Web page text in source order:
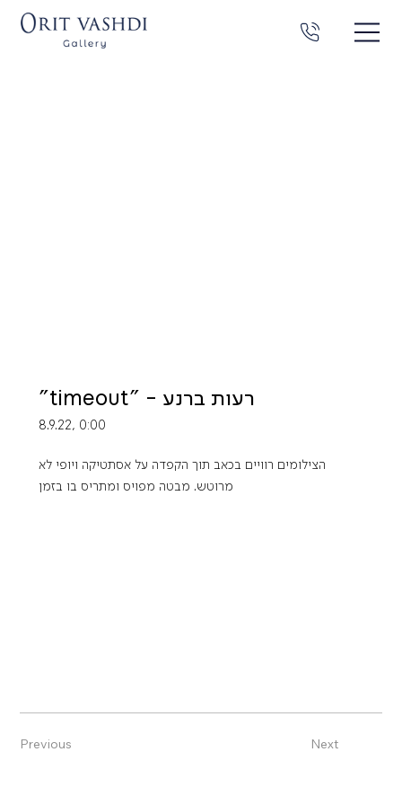
"timeout" - רעות ברנע
8.9.22, 0:00
הצילומים רוויים בכאב תוך הקפדה על אסתטיקה ויופי לא
מרוטש. מבטה מפויס ומתריס בו בזמן
Previous Next